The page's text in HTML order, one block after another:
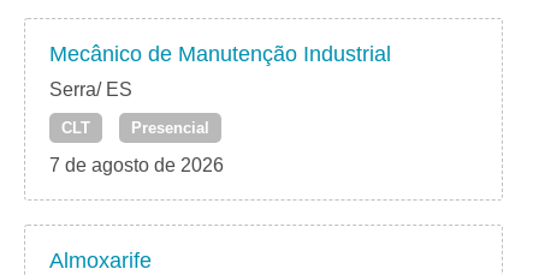
Mecânico de Manutenção Industrial
Serra/ ES
CLT Presencial
7 de agosto de 2026
Almoxarife